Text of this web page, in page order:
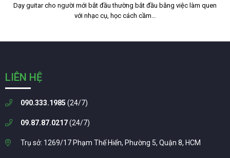
Dạy guitar cho người mới bắt đầu thường bắt đầu bằng việc làm quen
với nhạc cụ, học cách cầm…
LIÊN HỆ
090.333.1985 (24/7)
09.87.87.0217(24/7)
Trụ sở: 1269/17 Phạm Thế Hiển, Phường 5, Quận 8, HCM